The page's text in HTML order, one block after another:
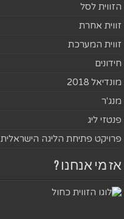
הזווית לסל
זווית אחרת
זווית המערכת
חידונים
מונדיאל 2018
מנג'ר
פנטזי ליג
פרויקט פתיחת הליגה הישראלית
אז מי אנחנו ?